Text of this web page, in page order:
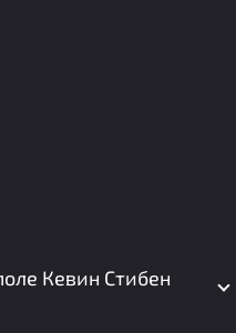
Кевин Стибен